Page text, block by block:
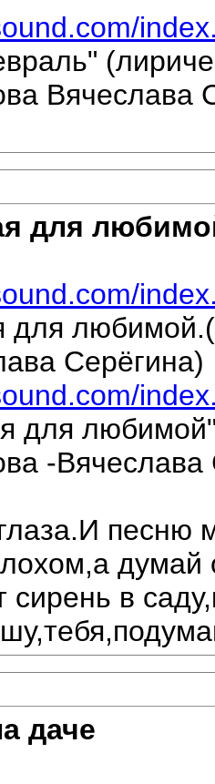
Вячеслава
для
для
Серёгина)
для
-Вячеслава
песню
думай
сирень в
даче